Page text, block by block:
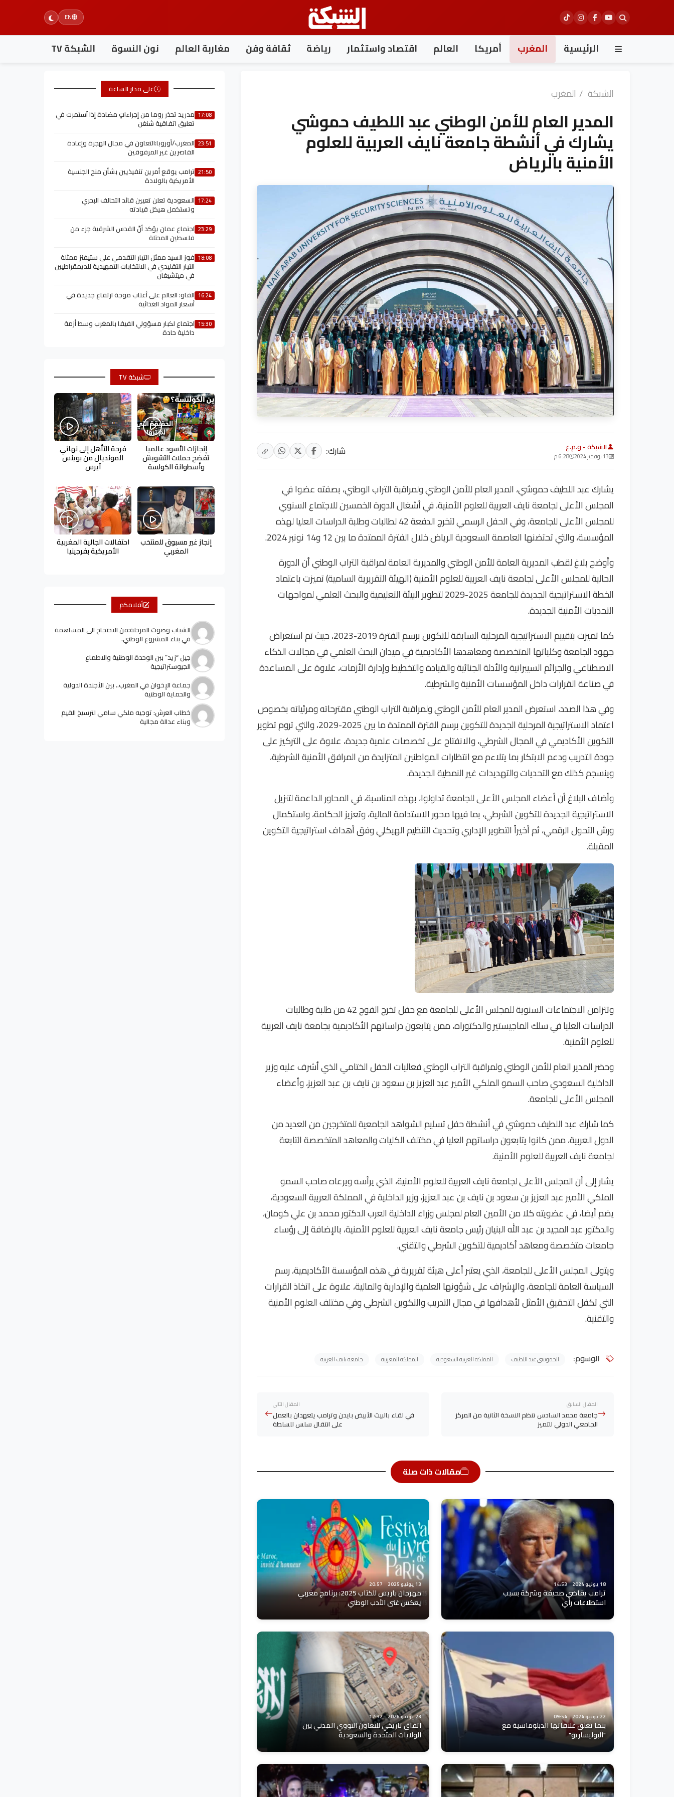
EN
الرئيسية المغرب أمريكا العالم اقتصاد واستثمار رياضة ثقافة وفن مغاربة العالم نون النسوة الشبكة TV
الشبكة / المغرب
المدير العام للأمن الوطني عبد اللطيف حموشي
يشارك في أنشطة جامعة نايف العربية للعلوم
الأمنية بالرياض
الشبكة - و.م.ع
13 نوفمبر 2024 6:28 م شارك:
يشارك عبد اللطيف حموشي، المدير العام للأمن الوطني ولمراقبة التراب الوطني، بصفته عضوا في
المجلس الأعلى لجامعة نايف العربية للعلوم الأمنية، في أشغال الدورة الخمسين للاجتماع السنوي
للمجلس الأعلى للجامعة، وفي الحفل الرسمي لتخرج الدفعة 42 لطالبات وطلبة الدراسات العليا لهذه
المؤسسة، والتي تحتضنها العاصمة السعودية الرياض خلال الفترة الممتدة ما بين 12 و14 نونبر 2024.
وأوضح بلاغ لقطب المديرية العامة للأمن الوطني والمديرية العامة لمراقبة التراب الوطني أن الدورة
الحالية للمجلس الأعلى لجامعة نايف العربية للعلوم الأمنية (الهيئة التقريرية السامية) تميزت باعتماد
الخطة الاستراتيجية الجديدة للجامعة 2025-2029 لتطوير البيئة التعليمية والبحث العلمي لمواجهات
التحديات الأمنية الجديدة.
كما تميزت بتقييم الاستراتيجية المرحلية السابقة للتكوين برسم الفترة 2019-2023، حيث تم استعراض
جهود الجامعة وكلياتها المتخصصة ومعاهدها الأكاديمية في ميدان البحث العلمي في مجالات الذكاء
الاصطناعي والجرائم السيبرانية والأدلة الجنائية والقيادة والتخطيط وإدارة الأزمات، علاوة على المساعدة
في صناعة القرارات داخل المؤسسات الأمنية والشرطية.
وفي هذا الصدد، استعرض المدير العام للأمن الوطني ولمراقبة التراب الوطني مقترحاته ومرئياته بخصوص
اعتماد الاستراتيجية المرحلية الجديدة للتكوين برسم الفترة الممتدة ما بين 2025-2029، والتي تروم تطوير
التكوين الأكاديمي في المجال الشرطي، والانفتاح على تخصصات علمية جديدة، علاوة على التركيز على
جودة التدريب ودعم الابتكار بما يتلاءم مع انتظارات المواطنين المتزايدة من المرافق الأمنية الشرطية،
وينسجم كذلك مع التحديات والتهديدات غير النمطية الجديدة.
وأضاف البلاغ أن أعضاء المجلس الأعلى للجامعة تداولوا، بهذه المناسبة، في المحاور الداعمة لتنزيل
الاستراتيجية الجديدة للتكوين الشرطي، بما فيها محور الاستدامة المالية، وتعزيز الحكامة، واستكمال
ورش التحول الرقمي، ثم أخيراً التطوير الإداري وتحديث التنظيم الهيكلي وفق أهداف استراتيجية التكوين
المقبلة.
وتتزامن الاجتماعات السنوية للمجلس الأعلى للجامعة مع حفل تخرج الفوج 42 من طلبة وطالبات
الدراسات العليا في سلك الماجيستير والدكتوراه، ممن يتابعون دراساتهم الأكاديمية بجامعة نايف العربية
للعلوم الأمنية.
وحضر المدير العام للأمن الوطني ولمراقبة التراب الوطني فعاليات الحفل الختامي الذي أشرف عليه وزير
الداخلية السعودي صاحب السمو الملكي الأمير عبد العزيز بن سعود بن نايف بن عبد العزيز، وأعضاء
المجلس الأعلى للجامعة.
كما شارك عبد اللطيف حموشي في أنشطة حفل تسليم الشواهد الجامعية للمتخرجين من العديد من
الدول العربية، ممن كانوا يتابعون دراساتهم العليا في مختلف الكليات والمعاهد المتخصصة التابعة
لجامعة نايف العربية للعلوم الأمنية.
يشار إلى أن المجلس الأعلى لجامعة نايف العربية للعلوم الأمنية، الذي يرأسه ويرعاه صاحب السمو
الملكي الأمير عبد العزيز بن سعود بن نايف بن عبد العزيز، وزير الداخلية في المملكة العربية السعودية،
يضم أيضا، في عضويته كلا من الأمين العام لمجلس وزراء الداخلية العرب الدكتور محمد بن علي كومان،
والدكتور عبد المجيد بن عبد الله البنيان رئيس جامعة نايف العربية للعلوم الأمنية، بالإضافة إلى رؤساء
جامعات متخصصة ومعاهد أكاديمية للتكوين الشرطي والتقني.
ويتولى المجلس الأعلى للجامعة، الذي يعتبر أعلى هيئة تقريرية في هذه المؤسسة الأكاديمية، رسم
السياسة العامة للجامعة، والإشراف على شؤونها العلمية والإدارية والمالية، علاوة على اتخاذ القرارات
التي تكفل التحقيق الأمثل لأهدافها في مجال التدريب والتكوين الشرطي وفي مختلف العلوم الأمنية
والتقنية.
الوسوم: الحموشي عبد اللطيف المملكة العربية السعودية المملكة المغربية جامعة نايف العربية
المقال السابق
جامعة محمد السادس تنظم النسخة الثانية من المركز
الجامعي الدولي للتميز
المقال التالي
في لقاء بالبيت الأبيض بايدن وترامب يتعهدان بالعمل
على انتقال سلس للسلطة
مقالات ذات صلة
18 يونيو 2024 14:53
ترامب يقاضي صحيفة وشركة بسبب
استطلاعات رأي
13 يونيو 2025 20:57
مهرجان باريس للكتاب 2025: برنامج مغربي
يعكس غنى الأدب الوطني
22 يونيو 2024 09:54
بنما تعلق علاقاتها الدبلوماسية مع
"البوليساريو"
23 يونيو 2026 12:32
اتفاق تاريخي للتعاون النووي المدني بين
الولايات المتحدة والسعودية
على مدار الساعة
17:08 مدريد تحذر روما من إجراءاتٍ مضادة إذا اُستمرت في
تعليق اتفاقية شنغن
23:51 المغرب/أوروبا:التعاون في مجال الهجرة وإعادة
القاصرين غير المرفوقين
21:50 ترامب يوقع أمرين تنفيذيين بشأن منح الجنسية
الأمريكية بالولادة
17:24 السعودية تعلن تعيين قائد التحالف البحري
وتستكمل هيكل قيادته
23:29 اجتماع عمان يؤكد أنّ القدس الشرقية جزء من
فلسطين المحتلة
18:08 فوز السيد ممثل التيار التقدمي على ستيفنز ممثلة
التيار التقليدي في الانتخابات التمهيدية للديمقراطيين
في ميتشيغان
16:24 الفاو: العالم على أعتاب موجة ارتفاع جديدة في
أسعار المواد الغذائية
15:30 اجتماع لكبار مسؤولي الفيفا بالمغرب وسط أزمة
داخلية حادة
شبكة TV
إنجازات الأسود عالميا
تفضح حملات التشويش
وأسطوانة الكولسة
فرحة التأهل إلى نهائي
المونديال من بوينس
آيرس
إنجاز غير مسبوق للمنتخب
المغربي
احتفالات الجالية المغربية
الأمريكية بفرجينيا
أقلامكم
الشباب وصوت المرحلة:من الاحتجاج الى المساهمة
في بناء المشروع الوطني.
جيل “زيد” ببن الوحدة الوطنية والاطماع
الجيوستراتيجية
جماعة الإخوان في المغرب.. بين الأجندة الدولية
والحماية الوطنية
خطاب العرش: توجيه ملكي سامي لترسيخ القيم
وبناء عدالة مجالية